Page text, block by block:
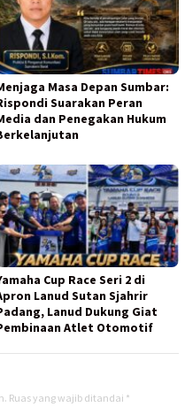
Masa Depan Sumbar:
Suarakan Peran
dan Penegakan Hukum
Cup Race Seri 2 di
Lanud Sutan Sjahrir
Lanud Dukung Giat
Atlet Otomotif
Ruas yang wajib ditandai *